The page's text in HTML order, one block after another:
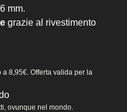
mm.
grazie al rivestimento
8,95€. Offerta valida per la
ovunque nel mondo.